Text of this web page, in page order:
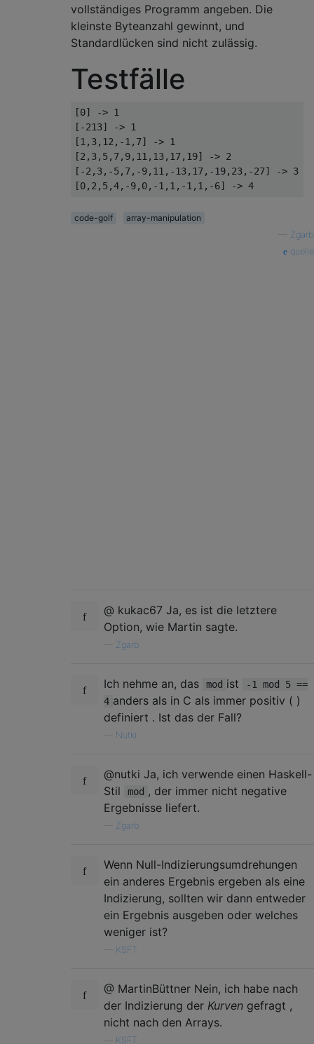
vollständiges Programm angeben. Die
kleinste Byteanzahl gewinnt, und
Standardlücken sind nicht zulässig.
Testfälle
[0] -> 1
[-213] -> 1
[1,3,12,-1,7] -> 1
[2,3,5,7,9,11,13,17,19] -> 2
[-2,3,-5,7,-9,11,-13,17,-19,23,-27] -> 3
code-golf
array-manipulation
Zgarb
quelle
@ kukac67 Ja, es ist die letztere
Option, wie Martin sagte.
Zgarb
Ich nehme an, das mod ist
-1 mod 5 ==
4 anders als in C als immer positiv ( )
definiert . Ist das der Fall?
Nutki
@nutki Ja, ich verwende einen Haskell-
Stil
mod , der immer nicht negative
Ergebnisse liefert.
Zgarb
Wenn Null-Indizierungsumdrehungen
ein anderes Ergebnis ergeben als eine
Indizierung, sollten wir dann entweder
ein Ergebnis ausgeben oder welches
weniger ist?
KSFT
@ MartinBüttner Nein, ich habe nach
der Indizierung der Kurven gefragt ,
nicht nach den Arrays.
KSFT